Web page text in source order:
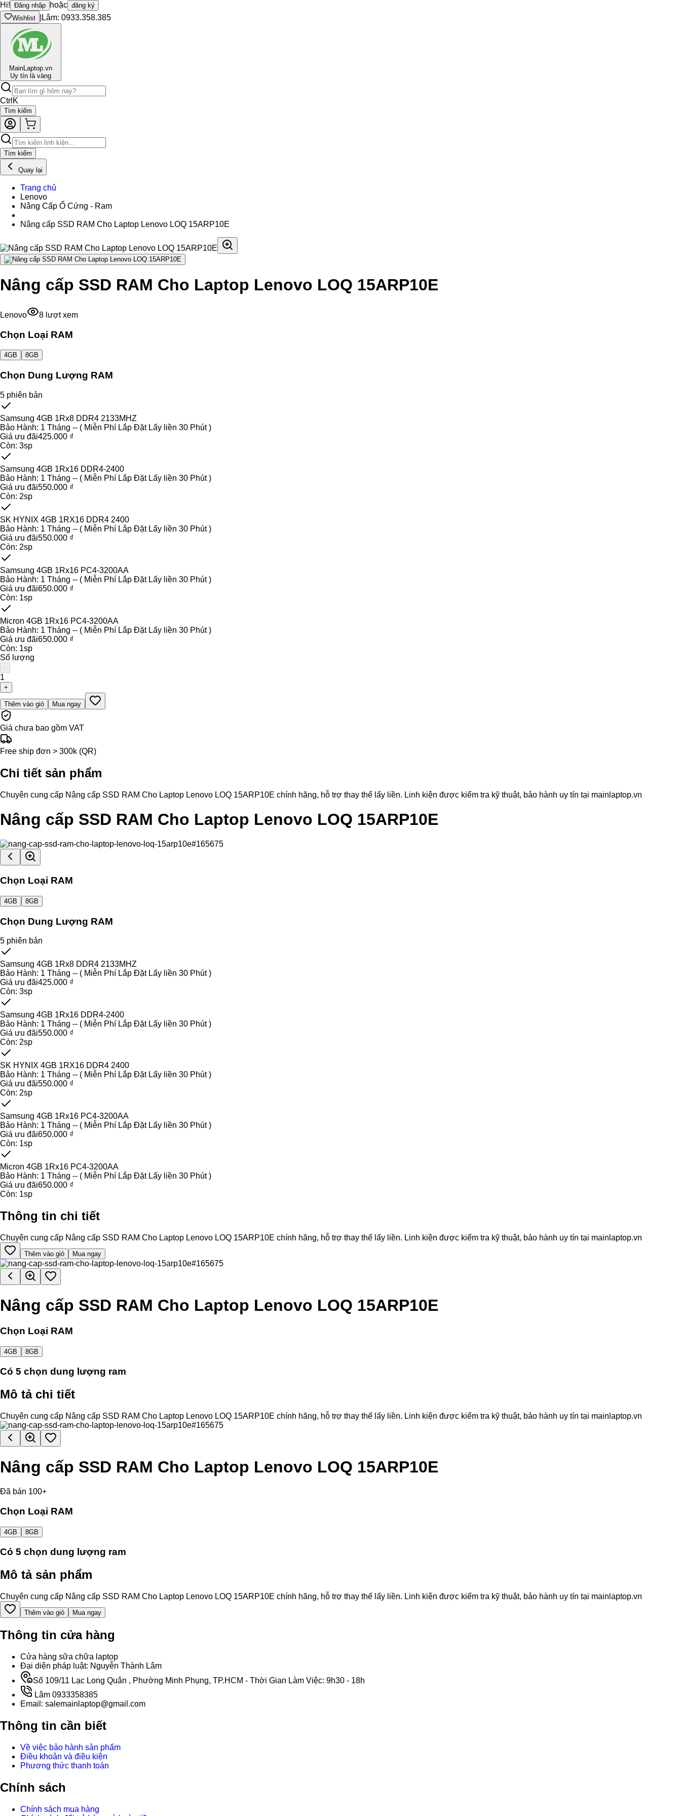
Hi! Đăng nhập hoặc đăng ký
Wishlist
Lâm: 0933.358.385
MainLaptop.vn
Uy tín là vàng
Ctrl K
Tìm kiếm
Tìm kiếm
Quay lại
Trang chủ
Lenovo
Nâng Cấp Ổ Cứng - Ram
Nâng cấp SSD RAM Cho Laptop Lenovo LOQ 15ARP10E
Nâng cấp SSD RAM Cho Laptop Lenovo LOQ 15ARP10E
Lenovo 8 lượt xem
Chọn Loại RAM
4GB 8GB
Chọn Dung Lượng RAM
5 phiên bản
Samsung 4GB 1Rx8 DDR4 2133MHZ
Bảo Hành: 1 Tháng -- ( Miễn Phí Lắp Đặt Lấy liền 30 Phút )
Giá ưu đãi425.000 ₫
Còn: 3sp
Samsung 4GB 1Rx16 DDR4-2400
Bảo Hành: 1 Tháng -- ( Miễn Phí Lắp Đặt Lấy liền 30 Phút )
Giá ưu đãi550.000 ₫
Còn: 2sp
SK HYNIX 4GB 1RX16 DDR4 2400
Bảo Hành: 1 Tháng -- ( Miễn Phí Lắp Đặt Lấy liền 30 Phút )
Giá ưu đãi550.000 ₫
Còn: 2sp
Samsung 4GB 1Rx16 PC4-3200AA
Bảo Hành: 1 Tháng -- ( Miễn Phí Lắp Đặt Lấy liền 30 Phút )
Giá ưu đãi650.000 ₫
Còn: 1sp
Micron 4GB 1Rx16 PC4-3200AA
Bảo Hành: 1 Tháng -- ( Miễn Phí Lắp Đặt Lấy liền 30 Phút )
Giá ưu đãi650.000 ₫
Còn: 1sp
Số lượng
-
1
+
Thêm vào giỏ Mua ngay
Giá chưa bao gồm VAT
Free ship đơn > 300k (QR)
Chi tiết sản phẩm
Chuyên cung cấp Nâng cấp SSD RAM Cho Laptop Lenovo LOQ 15ARP10E chính hãng, hỗ trợ thay thế lấy liền. Linh kiện được kiểm tra kỹ thuật, bảo hành uy tín tại mainlaptop.vn
Nâng cấp SSD RAM Cho Laptop Lenovo LOQ 15ARP10E
Chọn Loại RAM
4GB 8GB
Chọn Dung Lượng RAM
5 phiên bản
Samsung 4GB 1Rx8 DDR4 2133MHZ
Bảo Hành: 1 Tháng -- ( Miễn Phí Lắp Đặt Lấy liền 30 Phút )
Giá ưu đãi425.000 ₫
Còn: 3sp
Samsung 4GB 1Rx16 DDR4-2400
Bảo Hành: 1 Tháng -- ( Miễn Phí Lắp Đặt Lấy liền 30 Phút )
Giá ưu đãi550.000 ₫
Còn: 2sp
SK HYNIX 4GB 1RX16 DDR4 2400
Bảo Hành: 1 Tháng -- ( Miễn Phí Lắp Đặt Lấy liền 30 Phút )
Giá ưu đãi550.000 ₫
Còn: 2sp
Samsung 4GB 1Rx16 PC4-3200AA
Bảo Hành: 1 Tháng -- ( Miễn Phí Lắp Đặt Lấy liền 30 Phút )
Giá ưu đãi650.000 ₫
Còn: 1sp
Micron 4GB 1Rx16 PC4-3200AA
Bảo Hành: 1 Tháng -- ( Miễn Phí Lắp Đặt Lấy liền 30 Phút )
Giá ưu đãi650.000 ₫
Còn: 1sp
Thông tin chi tiết
Chuyên cung cấp Nâng cấp SSD RAM Cho Laptop Lenovo LOQ 15ARP10E chính hãng, hỗ trợ thay thế lấy liền. Linh kiện được kiểm tra kỹ thuật, bảo hành uy tín tại mainlaptop.vn
Thêm vào giỏ Mua ngay
Nâng cấp SSD RAM Cho Laptop Lenovo LOQ 15ARP10E
Chọn Loại RAM
4GB 8GB
Có 5 chọn dung lượng ram
Mô tả chi tiết
Chuyên cung cấp Nâng cấp SSD RAM Cho Laptop Lenovo LOQ 15ARP10E chính hãng, hỗ trợ thay thế lấy liền. Linh kiện được kiểm tra kỹ thuật, bảo hành uy tín tại mainlaptop.vn
Nâng cấp SSD RAM Cho Laptop Lenovo LOQ 15ARP10E
Đã bán 100+
Chọn Loại RAM
4GB 8GB
Có 5 chọn dung lượng ram
Mô tả sản phẩm
Chuyên cung cấp Nâng cấp SSD RAM Cho Laptop Lenovo LOQ 15ARP10E chính hãng, hỗ trợ thay thế lấy liền. Linh kiện được kiểm tra kỹ thuật, bảo hành uy tín tại mainlaptop.vn
Thêm vào giỏ Mua ngay
Thông tin cửa hàng
Cửa hàng sữa chữa laptop
Đại diện pháp luật: Nguyễn Thành Lâm
Số 109/11 Lạc Long Quân , Phường Minh Phụng, TP.HCM - Thời Gian Làm Việc: 9h30 - 18h
Lâm 0933358385
Email: salemainlaptop@gmail.com
Thông tin cần biết
Về việc bảo hành sản phẩm
Điều khoản và điều kiện
Phương thức thanh toán
Chính sách
Chính sách mua hàng